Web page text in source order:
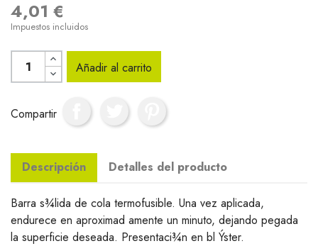
4,01 €
Impuestos incluidos
Añadir al carrito
Compartir
Descripción Detalles del producto
Barra s¾lida de cola termofusible. Una vez aplicada,
endurece en aproximad amente un minuto, dejando pegada
la superficie deseada. Presentaci¾n en bl Ýster.